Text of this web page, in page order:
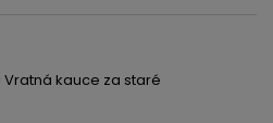
Vratná kauce za staré